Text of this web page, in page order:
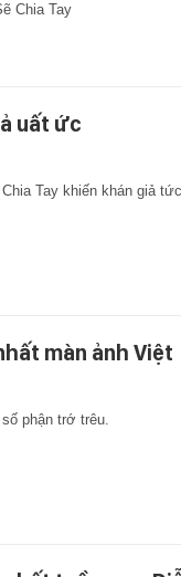
Chia Tay
uất ức
Tay khiến khán giả
màn ảnh Việt
phận trớ trêu.